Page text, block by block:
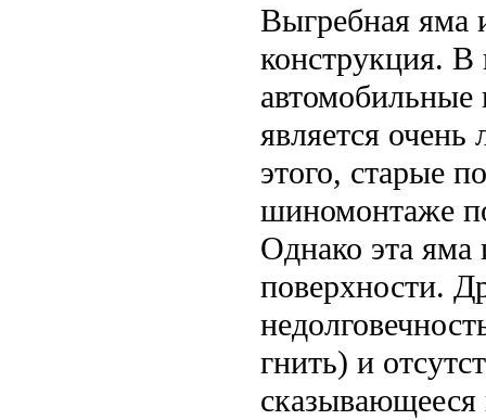
Выгребная яма
конструкция. В
является
этого, старые
шиномонтаже
Однако эта
поверхности.
гнить) и